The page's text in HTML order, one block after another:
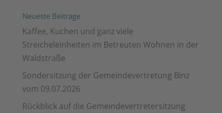
Neueste Beiträge
Kaffee, Kuchen und ganz viele
Streicheleinheiten im Betreuten Wohnen in der
Waldstraße
Sondersitzung der Gemeindevertretung Binz
vom 09.07.2026
Rückblick auf die Gemeindevertretersitzung